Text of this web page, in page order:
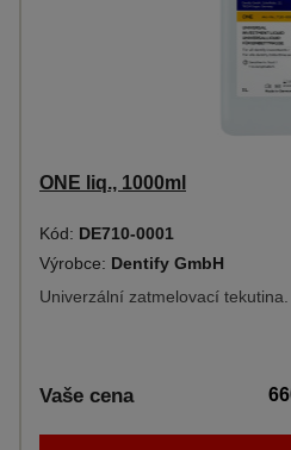
ONE liq., 1000ml
Kód: DE710-0001
Výrobce: Dentify GmbH
Univerzální zatmelovací tekutina.
Vaše cena